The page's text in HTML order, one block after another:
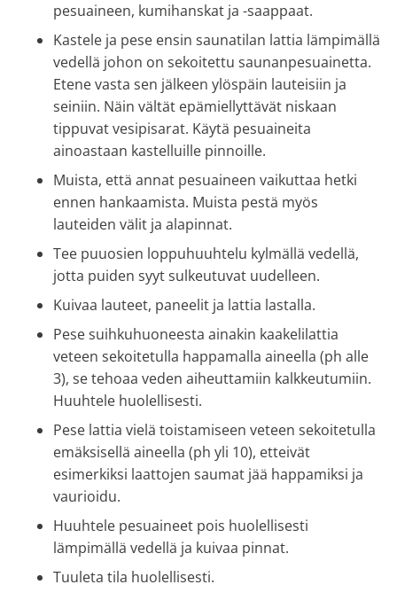
pesuaineen, kumihanskat ja -saappaat.
Kastele ja pese ensin saunatilan lattia lämpimällä
vedellä johon on sekoitettu saunanpesuainetta.
Etene vasta sen jälkeen ylöspäin lauteisiin ja
seiniin. Näin vältät epämiellyttävät niskaan
tippuvat vesipisarat. Käytä pesuaineita
ainoastaan kastelluille pinnoille.
Muista, että annat pesuaineen vaikuttaa hetki
ennen hankaamista. Muista pestä myös
lauteiden välit ja alapinnat.
Tee puuosien loppuhuuhtelu kylmällä vedellä,
jotta puiden syyt sulkeutuvat uudelleen.
Kuivaa lauteet, paneelit ja lattia lastalla.
Pese suihkuhuoneesta ainakin kaakelilattia
veteen sekoitetulla happamalla aineella (ph alle
3), se tehoaa veden aiheuttamiin kalkkeutumiin.
Huuhtele huolellisesti.
Pese lattia vielä toistamiseen veteen sekoitetulla
emäksisellä aineella (ph yli 10), etteivät
esimerkiksi laattojen saumat jää happamiksi ja
vaurioidu.
Huuhtele pesuaineet pois huolellisesti
lämpimällä vedellä ja kuivaa pinnat.
Tuuleta tila huolellisesti.